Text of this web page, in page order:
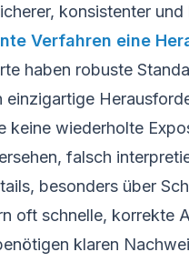
konsistenter und
Verfahren eine
haben robuste
keine wiederholte
falsch
besonders über
oft schnelle, korrekte
klaren